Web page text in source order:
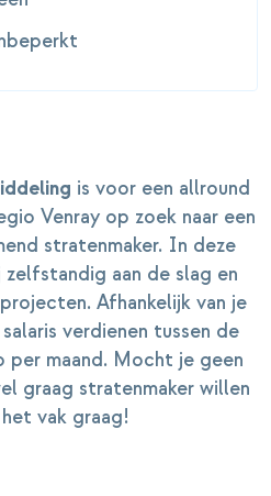
is voor een allround
Venray op zoek naar een
stratenmaker. In deze
aan de slag en
Afhankelijk van je
verdienen tussen de
maand. Mocht je geen
graag stratenmaker willen
vak graag!